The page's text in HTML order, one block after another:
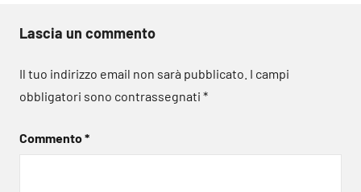
Lascia un commento
Il tuo indirizzo email non sarà pubblicato. I campi
obbligatori sono contrassegnati *
Commento*